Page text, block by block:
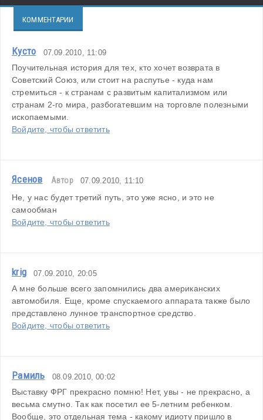
КОММЕНТАРИИ
Кусто 07.09.2010, 11:09
Поучительная история для тех, кто хочет возврата в
Советский Союз, или стоит на распутье - куда нам
стремиться - к странам с развитым капитализмом или
странам 2-го мира, разбогатевшим на торговле полезными
ископаемыми.
Войдите, чтобы ответить
Ясенов Автор 07.09.2010, 11:10
Не, у нас будет третий путь, это уже ясно, и это не
самообман
Войдите, чтобы ответить
krig 07.09.2010, 20:05
А мне больше всего запомнились два американских
автомобиля. Еще, кроме спускаемого аппарата также было
представлено лунное транспортное средство.
Войдите, чтобы ответить
Рамиль 08.09.2010, 00:02
Выставку ФРГ прекрасно помню! Нет, увы - не прекрасно, а
весьма смутно. Так как посетил ее 5-летним ребенком.
Вообще, это отдельная тема - какому идиоту пришло в